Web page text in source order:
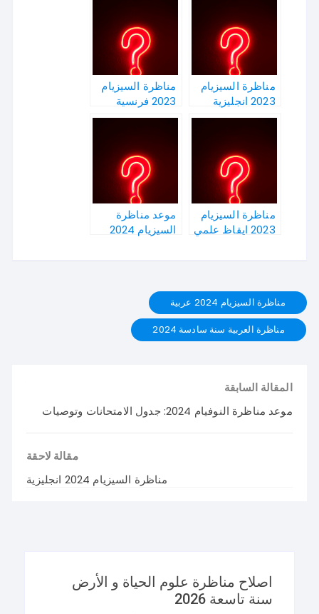
مناظرة السيزيام
2023 انجليزية
مناظرة السيزيام
2023 فرنسية
مناظرة السيزيام
2023 ايقاظ علمي
موعد مناظرة
السيزيام 2024
مناظرة السيزيام 2024 عربية
مناظرة العربية سنة سادسة 2024
المقالة السابقة
موعد مناظرة النوفيام 2024: جدول الامتحانات وتوصيات
مقالة لاحقة
مناظرة السيزيام 2024 انجليزية
اصلاح مناظرة علوم الحياة و الأرض
سنة تاسعة 2026